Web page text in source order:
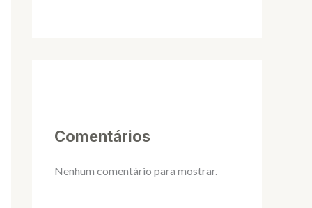
Comentários
Nenhum comentário para mostrar.